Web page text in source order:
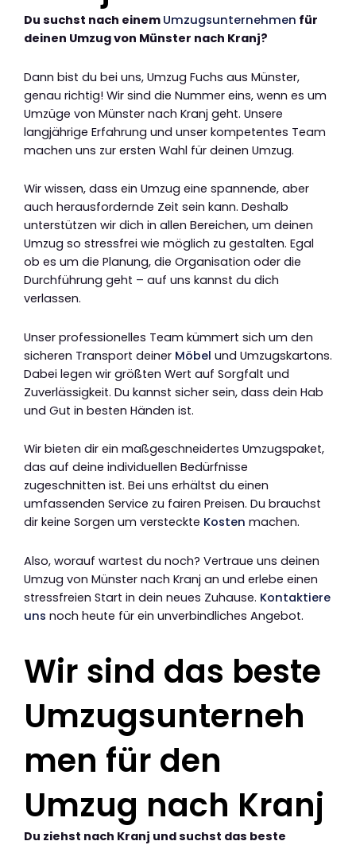
Du suchst nach einem Umzugsunternehmen für
deinen Umzug von Münster nach Kranj?
Dann bist du bei uns, Umzug Fuchs aus Münster,
genau richtig! Wir sind die Nummer eins, wenn es um
Umzüge von Münster nach Kranj geht. Unsere
langjährige Erfahrung und unser kompetentes Team
machen uns zur ersten Wahl für deinen Umzug.
Wir wissen, dass ein Umzug eine spannende, aber
auch herausfordernde Zeit sein kann. Deshalb
unterstützen wir dich in allen Bereichen, um deinen
Umzug so stressfrei wie möglich zu gestalten. Egal
ob es um die Planung, die Organisation oder die
Durchführung geht – auf uns kannst du dich
verlassen.
Unser professionelles Team kümmert sich um den
sicheren Transport deiner Möbel und Umzugskartons.
Dabei legen wir größten Wert auf Sorgfalt und
Zuverlässigkeit. Du kannst sicher sein, dass dein Hab
und Gut in besten Händen ist.
Wir bieten dir ein maßgeschneidertes Umzugspaket,
das auf deine individuellen Bedürfnisse
zugeschnitten ist. Bei uns erhältst du einen
umfassenden Service zu fairen Preisen. Du brauchst
dir keine Sorgen um versteckte Kosten machen.
Also, worauf wartest du noch? Vertraue uns deinen
Umzug von Münster nach Kranj an und erlebe einen
stressfreien Start in dein neues Zuhause. Kontaktiere
uns noch heute für ein unverbindliches Angebot.
Wir sind das beste
Umzugsunterneh
men für den
Umzug nach Kranj
Du ziehst nach Kranj und suchst das beste